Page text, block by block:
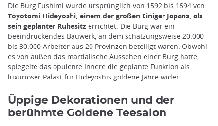
Die Burg Fushimi wurde ursprünglich von 1592 bis 1594 von
Toyotomi Hideyoshi, einem der großen Einiger Japans, als
sein geplanter Ruhesitz errichtet. Die Burg war ein
beeindruckendes Bauwerk, an dem schätzungsweise 20.000
bis 30.000 Arbeiter aus 20 Provinzen beteiligt waren. Obwohl
es von außen das martialische Aussehen einer Burg hatte,
spiegelte das opulente Innere die geplante Funktion als
luxuriöser Palast für Hideyoshis goldene Jahre wider.
Üppige Dekorationen und der
berühmte Goldene Teesalon